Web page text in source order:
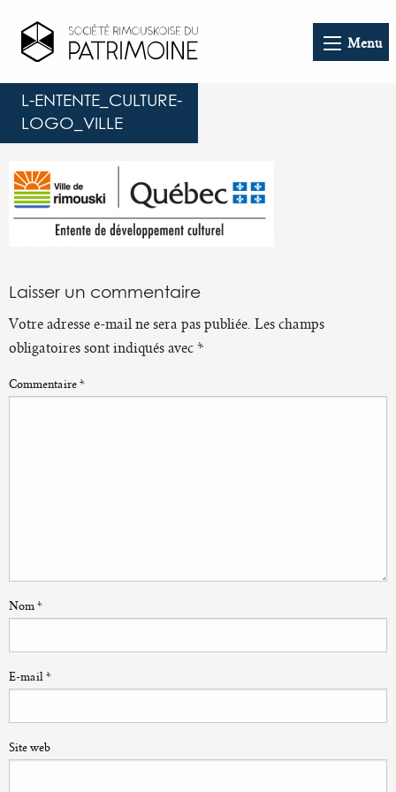
Menu
L-ENTENTE_CULTURE-
LOGO_VILLE
Laisser un commentaire
Votre adresse e-mail ne sera pas publiée. Les champs
obligatoires sont indiqués avec *
Commentaire *
Nom *
E-mail *
Site web